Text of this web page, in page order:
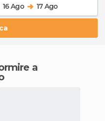
16 Ago 17 Ago